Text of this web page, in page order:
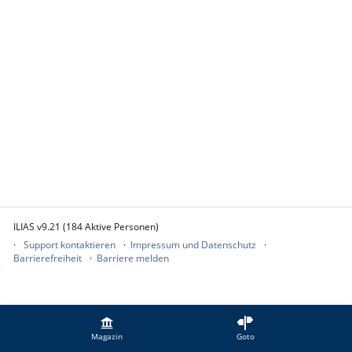
Magazin Goto
ILIAS v9.21 (184 Aktive Personen)
Support kontaktieren
Impressum und Datenschutz
Barrierefreiheit
Barriere melden